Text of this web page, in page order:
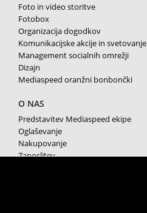
Foto in video storitve
Fotobox
Organizacija dogodkov
Komunikacijske akcije in svetovanje
Management socialnih omrežji
Dizajn
Mediaspeed oranžni bonbončki
O NAS
Predstavitev Mediaspeed ekipe
Oglaševanje
Nakupovanje
Zaposlitev